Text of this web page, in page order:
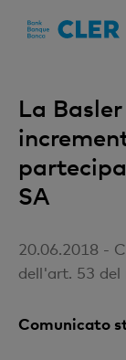
La
SA
20.06.2018 -
dell'art. 53 del
Comunicato